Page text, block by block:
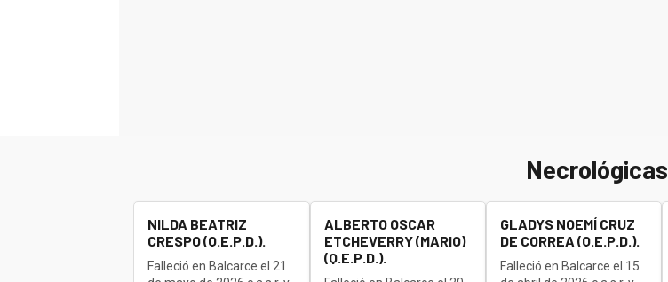
Necrológicas
NILDA BEATRIZ
CRESPO (Q.E.P.D.).
Falleció en Balcarce el 21
ALBERTO OSCAR
ETCHEVERRY (MARIO)
(Q.E.P.D.).
GLADYS NOEMÍ CRUZ
DE CORREA (Q.E.P.D.).
Falleció en Balcarce el 15